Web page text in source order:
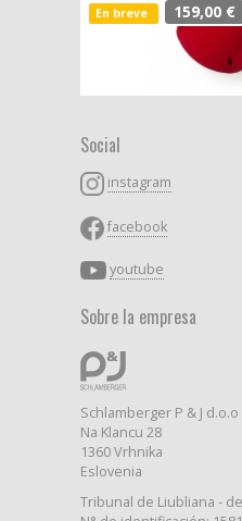
En breve 159,00 €
Social
instagram
facebook
youtube
Sobre la empresa
Schlamberger P & J d.o.o
Na Klancu 28
1360 Vrhnika
Eslovenia
Tribunal de Liubliana -